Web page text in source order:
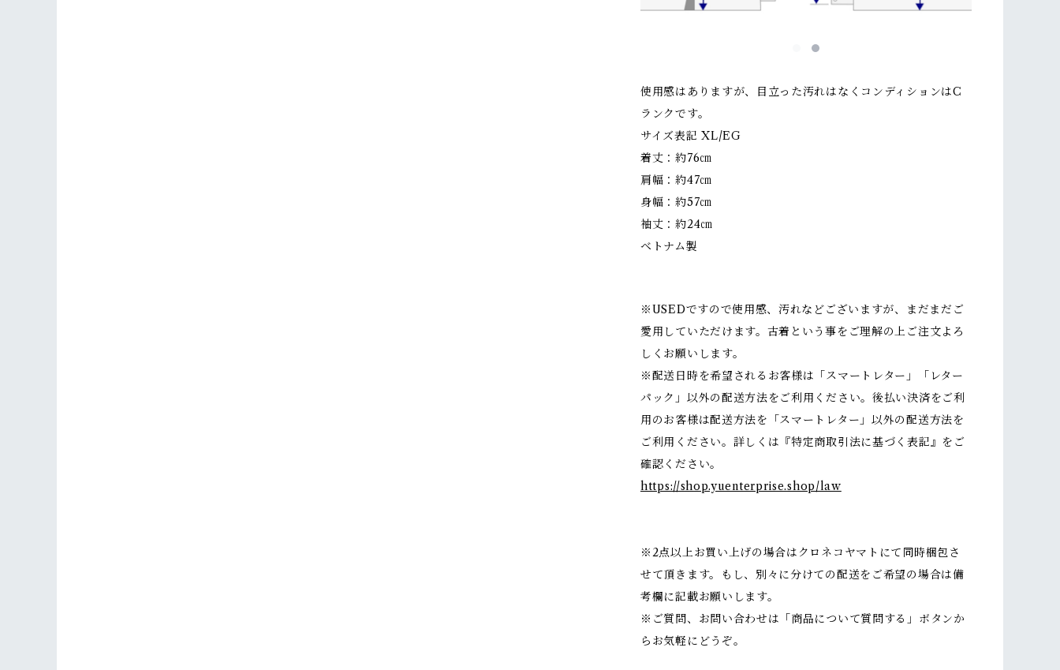
使用感はありますが、目立った汚れはなくコンディションはC
ランクです。
サイズ表記 XL/EG
着丈：約76㎝
肩幅：約47㎝
身幅：約57㎝
袖丈：約24㎝
ベトナム製
※USEDですので使用感、汚れなどございますが、まだまだご
愛用していただけます。古着という事をご理解の上ご注文よろ
しくお願いします。
※配送日時を希望されるお客様は「スマートレター」「レター
パック」以外の配送方法をご利用ください。後払い決済をご利
用のお客様は配送方法を「スマートレター」以外の配送方法を
ご利用ください。詳しくは『特定商取引法に基づく表記』をご
確認ください。
https://shop.yuenterprise.shop/law
※2点以上お買い上げの場合はクロネコヤマトにて同時梱包さ
せて頂きます。もし、別々に分けての配送をご希望の場合は備
考欄に記載お願いします。
※ご質問、お問い合わせは「商品について質問する」ボタンか
らお気軽にどうぞ。